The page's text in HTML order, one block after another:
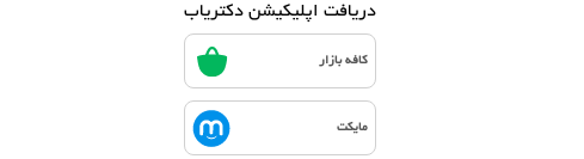
دریافت اپلیکیشن دکتریاب
کافه بازار
مایکت